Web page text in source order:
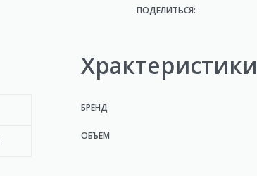
ПОДЕЛИТЬСЯ:
Храктеристики
БРЕНД
ОБЪЕМ